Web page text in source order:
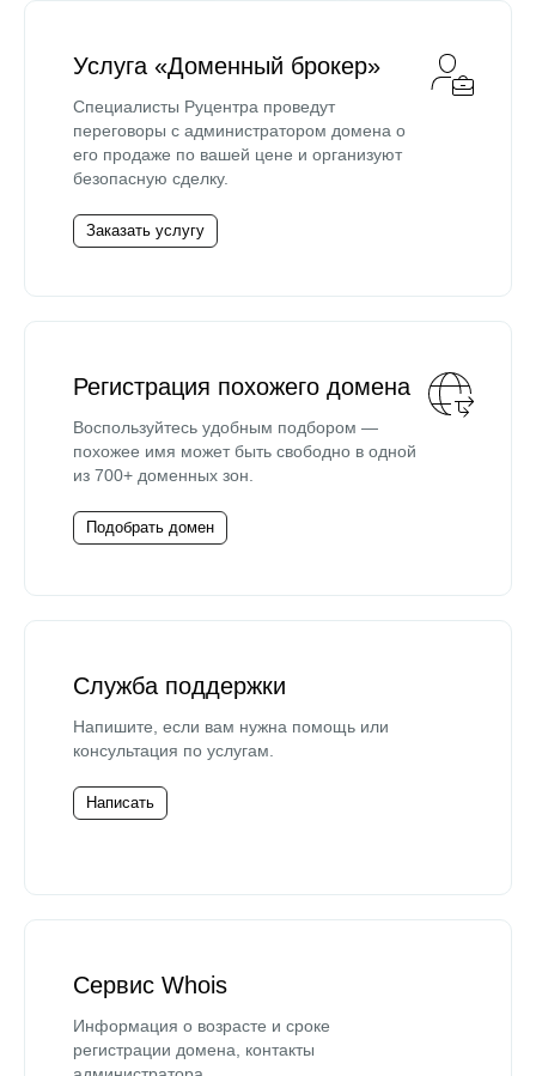
Услуга «Доменный брокер»
Специалисты Руцентра проведут
переговоры с администратором домена о
его продаже по вашей цене и организуют
безопасную сделку.
Заказать услугу
Регистрация похожего домена
Воспользуйтесь удобным подбором —
похожее имя может быть свободно в одной
из 700+ доменных зон.
Подобрать домен
Служба поддержки
Напишите, если вам нужна помощь или
консультация по услугам.
Написать
Сервис Whois
Информация о возрасте и сроке
регистрации домена, контакты